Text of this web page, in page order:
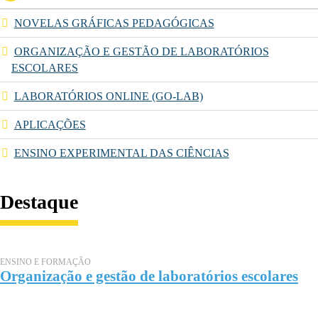
NOVELAS GRÁFICAS PEDAGÓGICAS
ORGANIZAÇÃO E GESTÃO DE LABORATÓRIOS
ESCOLARES
LABORATÓRIOS ONLINE (GO-LAB)
APLICAÇÕES
ENSINO EXPERIMENTAL DAS CIÊNCIAS
Destaque
ENSINO E FORMAÇÃO
Organização e gestão de laboratórios escolares